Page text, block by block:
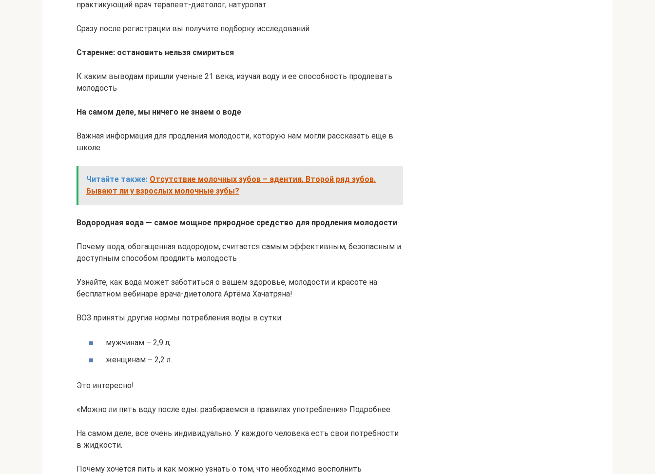
практикующий врач терапевт-диетолог, натуропат
Сразу после регистрации вы получите подборку исследований:
Старение: остановить нельзя смириться
К каким выводам пришли ученые 21 века, изучая воду и ее способность продлевать
молодость
На самом деле, мы ничего не знаем о воде
Важная информация для продления молодости, которую нам могли рассказать еще в
школе
Читайте также: Отсутствие молочных зубов – адентия. Второй ряд зубов.
Бывают ли у взрослых молочные зубы?
Водородная вода — самое мощное природное средство для продления молодости
Почему вода, обогащенная водородом, считается самым эффективным, безопасным и
доступным способом продлить молодость
Узнайте, как вода может заботиться о вашем здоровье, молодости и красоте на
бесплатном вебинаре врача-диетолога Артёма Хачатряна!
ВОЗ приняты другие нормы потребления воды в сутки:
мужчинам – 2,9 л;
женщинам – 2,2 л.
Это интересно!
«Можно ли пить воду после еды: разбираемся в правилах употребления» Подробнее
На самом деле, все очень индивидуально. У каждого человека есть свои потребности
в жидкости.
Почему хочется пить и как можно узнать о том, что необходимо восполнить